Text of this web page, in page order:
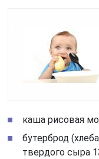
каша рисовая
бутерброд
твердого сыра